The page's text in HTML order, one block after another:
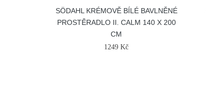
SÖDAHL KRÉMOVĚ BÍLÉ BAVLNĚNÉ
PROSTĚRADLO II. CALM 140 X 200
CM
1249 Kč